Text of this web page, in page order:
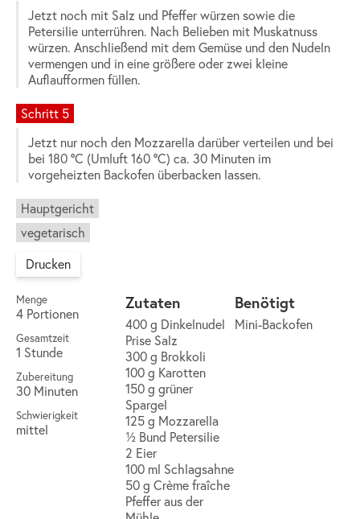
Jetzt noch mit Salz und Pfeffer würzen sowie die
Petersilie unterrühren. Nach Belieben mit Muskatnuss
würzen. Anschließend mit dem Gemüse und den Nudeln
vermengen und in eine größere oder zwei kleine
Auflaufformen füllen.
Schritt 5
Jetzt nur noch den Mozzarella darüber verteilen und bei
bei 180 °C (Umluft 160 °C) ca. 30 Minuten im
vorgeheizten Backofen überbacken lassen.
Hauptgericht
vegetarisch
Drucken
Menge
4 Portionen
Gesamtzeit
1 Stunde
Zubereitung
30 Minuten
Schwierigkeit
mittel
Zutaten
400 g Dinkelnudel
Prise Salz
300 g Brokkoli
100 g Karotten
150 g grüner
Spargel
125 g Mozzarella
½ Bund Petersilie
2 Eier
100 ml Schlagsahne
50 g Crème fraîche
Pfeffer aus der
Benötigt
Mini-Backofen